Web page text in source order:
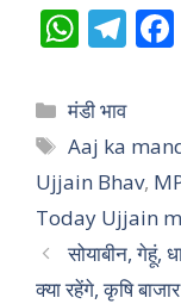
W
h
at
s
A
p
p
T
el
e
gr
a
m
Categories
मंडी भाव
Tags
Aaj ka
Ujjain Bhav,
Today Ujjain
सोयाबीन,
क्या रहेंगे, कृषि बाजार